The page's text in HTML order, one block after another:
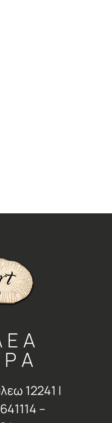
12241 Ι
–